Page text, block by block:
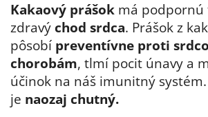
Kakaový prášok má podpornú
zdravý chod srdca. Prášok z
pôsobí preventívne proti
chorobám, tlmí pocit únavy a
účinok na náš imunitný
je naozaj chutný.